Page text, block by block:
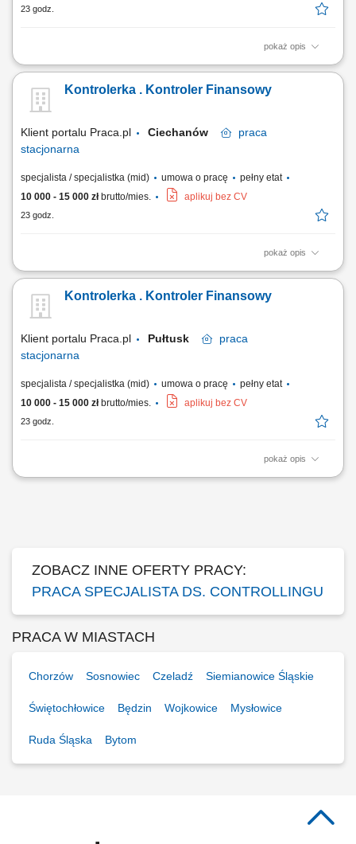
23 godz.
pokaż opis
Monitorowanie i rozliczanie budżetów w obszarze inwestycji
zaawansowania prac w stosunku do planów harmonogramowych.
Identyfikowanie zagrożeń finansowych i operacyjnych wpływających na
Kontrolerka . Kontroler Finansowy
Klient portalu Praca.pl Ciechanów
praca
stacjonarna
specjalista / specjalistka (mid) umowa o pracę
pełny etat
10 000 - 15 000 złbrutto/mies. aplikuj bez CV
23 godz.
pokaż opis
Kontrola, analiza kosztów firmy oraz monitorowanie wyników sprzedaży.
Weryfikacja faktur kosztowych oraz dokumentów zakupowych.
Sporządzanie raportów i zestawień finansowych. Współpraca z
Kontrolerka . Kontroler Finansowy
Klient portalu Praca.pl Pułtusk
praca
stacjonarna
specjalista / specjalistka (mid) umowa o pracę
pełny etat
10 000 - 15 000 złbrutto/mies. aplikuj bez CV
23 godz.
pokaż opis
Kontrola, analiza kosztów firmy oraz monitorowanie wyników sprzedaży.
ZOBACZ INNE OFERTY PRACY:
PRACA SPECJALISTA DS. CONTROLLINGU
PRACA W MIASTACH
Chorzów Sosnowiec Czeladź Siemianowice Śląskie
Świętochłowice Będzin Wojkowice Mysłowice
Ruda Śląska Bytom